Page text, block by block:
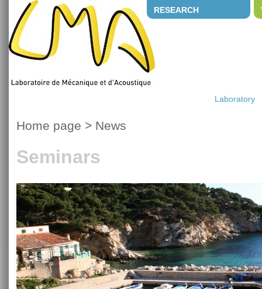
RESEARCH
Laboratory
Home page > News
Seminars